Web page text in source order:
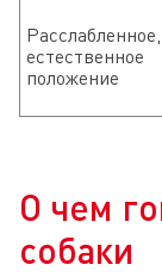
Расслабленное,
естественное
положение
О чем
собаки